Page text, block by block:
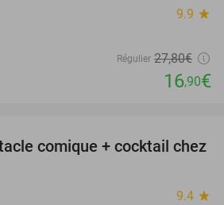
9.9 star
Régulier 27,80€
16,90€
34%
comique + cocktail chez
9.4 star